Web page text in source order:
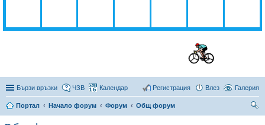
Бързи връзки Галерия
ЧЗВ Календар Влез
Регистрация
Портал Начало форум Форум
Общ форум